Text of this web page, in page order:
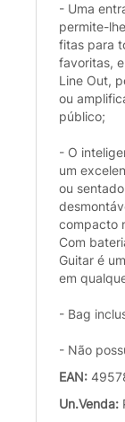
- Uma
permite-
fitas para
favoritas,
Line Out,
ou
público;
- O
um
ou
compacto
Com
Guitar é
em
- Bag
- Não
EAN:
Un.Venda: